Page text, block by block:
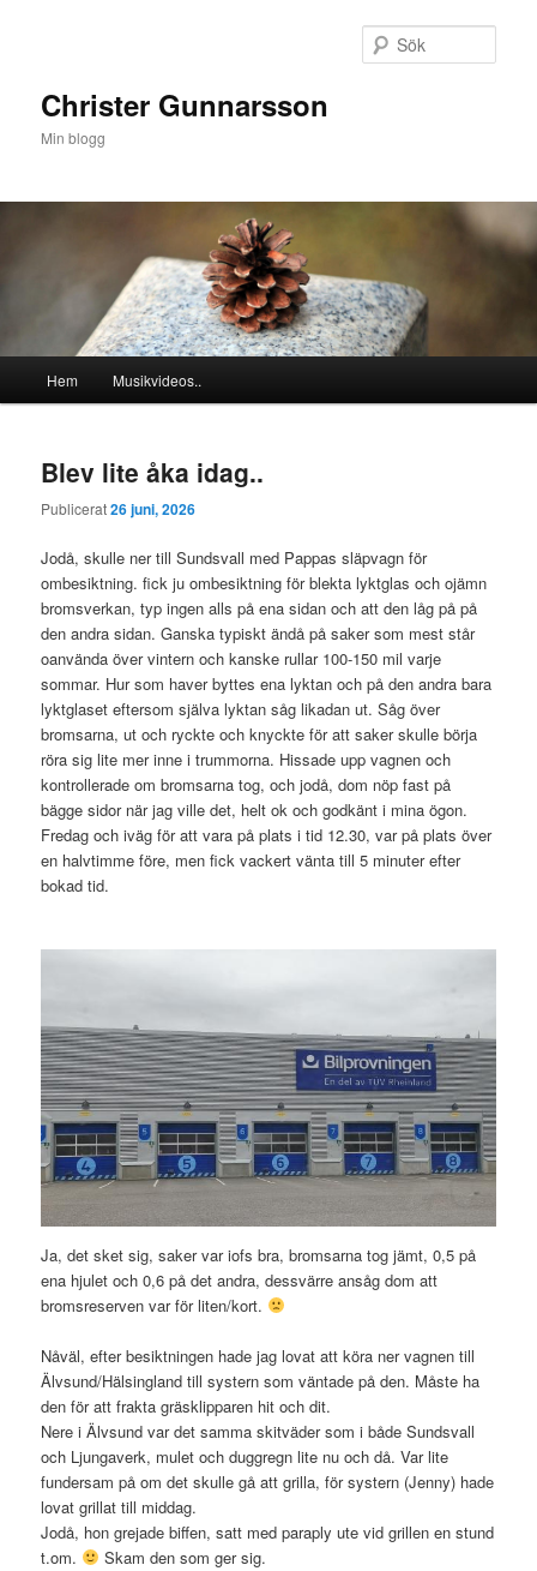
Christer Gunnarsson
Min blogg
Hem Musikvideos..
Blev lite åka idag..
Publicerat26 juni, 2026
Jodå, skulle ner till Sundsvall med Pappas släpvagn för
ombesiktning. fick ju ombesiktning för blekta lyktglas och ojämn
bromsverkan, typ ingen alls på ena sidan och att den låg på på
den andra sidan. Ganska typiskt ändå på saker som mest står
oanvända över vintern och kanske rullar 100-150 mil varje
sommar. Hur som haver byttes ena lyktan och på den andra bara
lyktglaset eftersom själva lyktan såg likadan ut. Såg över
bromsarna, ut och ryckte och knyckte för att saker skulle börja
röra sig lite mer inne i trummorna. Hissade upp vagnen och
kontrollerade om bromsarna tog, och jodå, dom nöp fast på
bägge sidor när jag ville det, helt ok och godkänt i mina ögon.
Fredag och iväg för att vara på plats i tid 12.30, var på plats över
en halvtimme före, men fick vackert vänta till 5 minuter efter
bokad tid.
Ja, det sket sig, saker var iofs bra, bromsarna tog jämt, 0,5 på
ena hjulet och 0,6 på det andra, dessvärre ansåg dom att
bromsreserven var för liten/kort.
Nåväl, efter besiktningen hade jag lovat att köra ner vagnen till
Älvsund/Hälsingland till systern som väntade på den. Måste ha
den för att frakta gräsklipparen hit och dit.
Nere i Älvsund var det samma skitväder som i både Sundsvall
och Ljungaverk, mulet och duggregn lite nu och då. Var lite
fundersam på om det skulle gå att grilla, för systern (Jenny) hade
lovat grillat till middag.
Jodå, hon grejade biffen, satt med paraply ute vid grillen en stund
t.om.
Skam den som ger sig.